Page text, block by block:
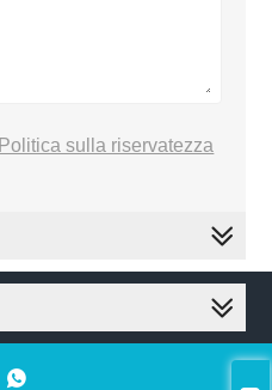
Politica sulla riservatezza
